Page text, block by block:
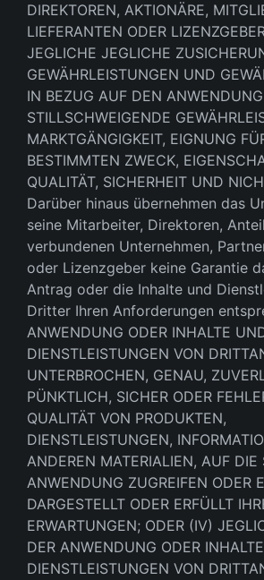
DIREKTOREN, AKTIONÄRE,
LIEFERANTEN ODER
JEGLICHE JEGLICHE
GEWÄHRLEISTUNGEN UND
IN BEZUG AUF DEN
STILLSCHWEIGENDE
MARKTGÄNGIGKEIT, EIGNUNG
BESTIMMTEN ZWECK,
QUALITÄT, SICHERHEIT UND
Darüber hinaus übernehmen das
seine Mitarbeiter, Direktoren,
verbundenen Unternehmen,
oder Lizenzgeber keine Garantie
Antrag oder die Inhalte und
Dritter Ihren Anforderungen
ANWENDUNG ODER INHALTE
DIENSTLEISTUNGEN VON
UNTERBROCHEN, GENAU,
PÜNKTLICH, SICHER ODER
QUALITÄT VON PRODUKTEN,
DIENSTLEISTUNGEN,
ANDEREN MATERIALIEN, AUF DIE
ANWENDUNG ZUGREIFEN ODER
DARGESTELLT ODER ERFÜLLT
ERWARTUNGEN; ODER (IV)
DER ANWENDUNG ODER
DIENSTLEISTUNGEN VON